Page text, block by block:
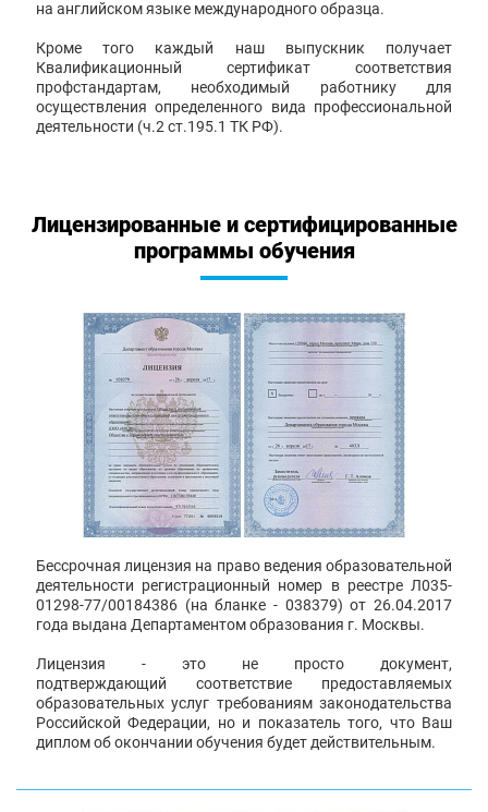
на английском языке международного образца.
Кроме того каждый наш выпускник получает
Квалификационный сертификат соответствия
профстандартам, необходимый работнику для
осуществления определенного вида профессиональной
деятельности (ч.2 ст.195.1 ТК РФ).
Лицензированные и сертифицированные
программы обучения
Бессрочная лицензия на право ведения образовательной
деятельности регистрационный номер в реестре Л035-
01298-77/00184386 (на бланке - 038379) от 26.04.2017
года выдана Департаментом образования г. Москвы.
Лицензия - это не просто документ,
подтверждающий соответствие предоставляемых
образовательных услуг требованиям законодательства
Российской Федерации, но и показатель того, что Ваш
диплом об окончании обучения будет действительным.